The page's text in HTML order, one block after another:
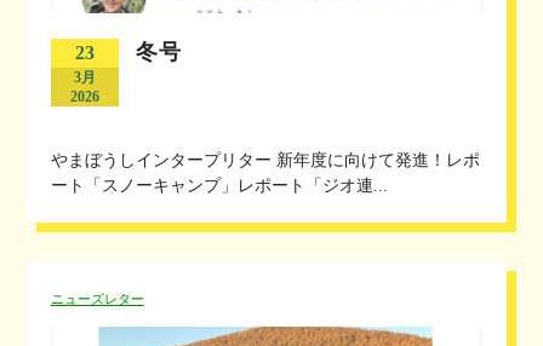
23
3月
2026
冬号
やまぼうしインタープリター 新年度に向けて発進！レポ
ート「スノーキャンプ」レポート「ジオ連...
ニューズレター